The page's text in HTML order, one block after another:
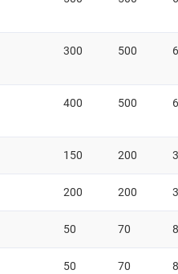
300 500
400 500
150 200
200 200
50 70
50 70